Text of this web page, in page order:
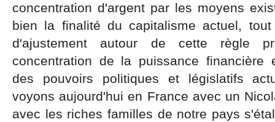
concentration d'argent par les moyens
bien la finalité du capitalisme actuel,
d'ajustement autour de cette règle
concentration de la puissance financière
des pouvoirs politiques et législatifs
voyons aujourd'hui en France avec un
avec les riches familles de notre pays